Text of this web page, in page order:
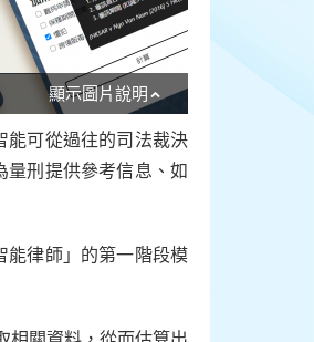
顯示圖片說明
能可從過往的司法裁決
量刑提供參考信息、如
能律師」的第一階段模